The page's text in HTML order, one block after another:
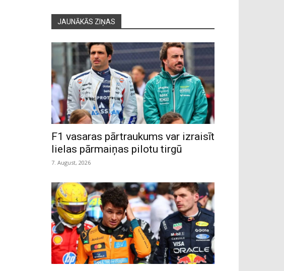
JAUNĀKĀS ZIŅAS
F1 vasaras pārtraukums var izraisīt
lielas pārmaiņas pilotu tirgū
7. August, 2026